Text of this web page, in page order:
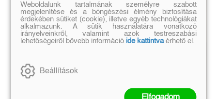
Weboldalunk tartalmának személyre szabott
megjelenítése és a böngészési élmény biztosítása
érdekében sütiket (cookie), illetve egyéb technológiákat
alkalmazunk. A sütik használatára vonatkozó
irányelveinkről, valamint azok testreszabási
lehetőségeiről bővebb információ ide kattintvaérhető el.
Beállítások
Elfogadom